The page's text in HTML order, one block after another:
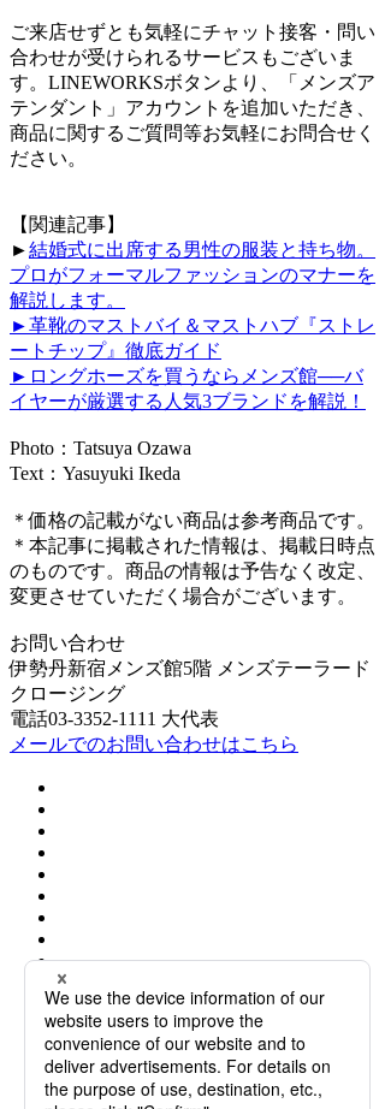
ご来店せずとも気軽にチャット接客・問い
合わせが受けられるサービスもございま
す。LINEWORKSボタンより、「メンズア
テンダント」アカウントを追加いただき、
商品に関するご質問等お気軽にお問合せく
ださい。
【関連記事】
►結婚式に出席する男性の服装と持ち物。
プロがフォーマルファッションのマナーを
解説します。
►革靴のマストバイ＆マストハブ『ストレ
ートチップ』徹底ガイド
► ロングホーズを買うならメンズ館──バ
イヤーが厳選する人気3ブランドを解説！
Photo：Tatsuya Ozawa
Text：Yasuyuki Ikeda
＊価格の記載がない商品は参考商品です。
＊本記事に掲載された情報は、掲載日時点
のものです。商品の情報は予告なく改定、
変更させていただく場合がございます。
お問い合わせ
伊勢丹新宿メンズ館5階 メンズテーラード
クロージング
電話03-3352-1111 大代表
メールでのお問い合わせはこちら